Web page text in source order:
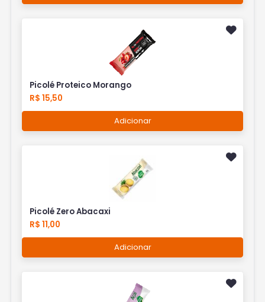
Picolé Proteico Morango
R$ 15,50
Adicionar
Picolé Zero Abacaxi
R$ 11,00
Adicionar